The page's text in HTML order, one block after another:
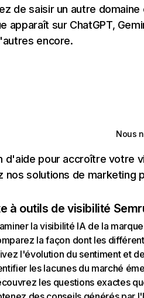
de saisir un autre
apparaît sur ChatGPT,
encore.
Nous
d'aide pour accroître votre
nos solutions de marketing
à outils de visibilité
la visibilité IA de la marque
la façon dont les
l'évolution du sentiment et
les lacunes du marché
les questions exactes